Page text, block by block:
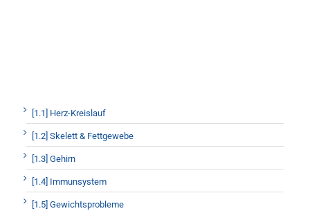
[1.1] Herz-Kreislauf
[1.2] Skelett & Fettgewebe
[1.3] Gehirn
[1.4] Immunsystem
[1.5] Gewichtsprobleme